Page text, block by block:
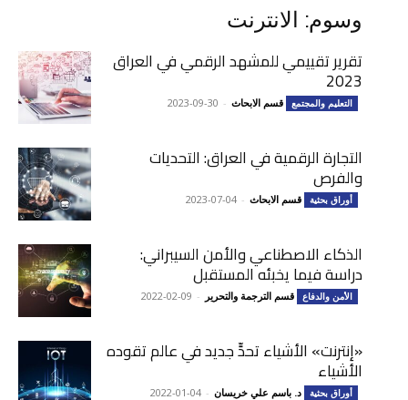
وسوم: الانترنت
تقرير تقييمي للمشهد الرقمي في العراق
2023
التعليم والمجتمع قسم الابحاث -
2023-09-30
التجارة الرقمية في العراق: التحديات
والفرص
أوراق بحثية قسم الابحاث -
2023-07-04
الذكاء الاصطناعي والأمن السيبراني:
دراسة فيما يخبئه المستقبل
الأمن والدفاع قسم الترجمة والتحرير -
2022-02-09
«إنترنت» الأشياء تحدٍّ جديد في عالم تقوده
الأشياء
أوراق بحثية د. باسم علي خريسان -
2022-01-04